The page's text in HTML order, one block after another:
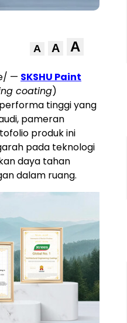
A A A
— SKSHU Paint
coating)
tinggi yang
pameran
produk ini
pada teknologi
daya tahan
dalam ruang.